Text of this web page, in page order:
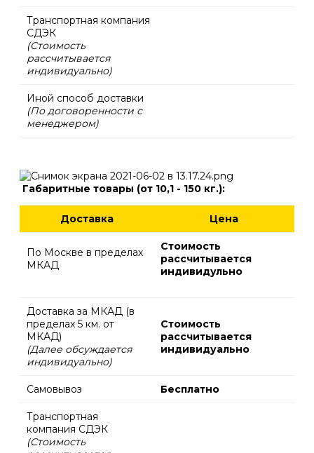
Транспортная компания
СДЭК
(Стоимость
рассчитывается
индивидуально)
Иной способ доставки
(По договоренности с
менеджером)
Габаритные товары (от 10,1 - 150 кг.):
Доставка Цена
По Москве в пределах
МКАД
Стоимость
рассчитывается
индивидульно
Доставка за МКАД (в
пределах 5 км. от
МКАД)
(Далее обсуждается
индивидуально)
Стоимость
рассчитывается
индивидуально
Самовывоз Бесплатно
Транспортная
компания СДЭК
(Стоимость